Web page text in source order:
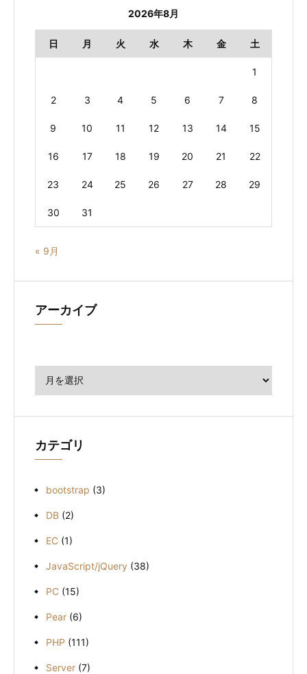
2026年8月
日 月 火 水 木 金 土
1
2 3 4 5 6 7 8
9 10 11 12 13 14 15
16 17 18 19 20 21 22
23 24 25 26 27 28 29
30 31
« 9月
アーカイブ
カテゴリ
bootstrap (3)
DB (2)
EC (1)
JavaScript/jQuery (38)
PC (15)
Pear (6)
PHP (111)
Server (7)